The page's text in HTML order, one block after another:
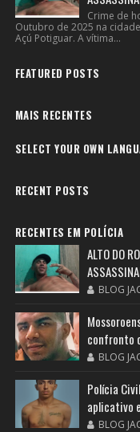
Crime de
Outubro de 2025 na
Açú Potiguar. A vítima...
FEATURED POSTS
MAIS RECENTES
SELECT YOUR OWN
RECENT POSTS
RECENTES EM POLÍCIA
ALTO DO
BLOG
confronto
BLOG
Polícia
aplicativo
BLOG